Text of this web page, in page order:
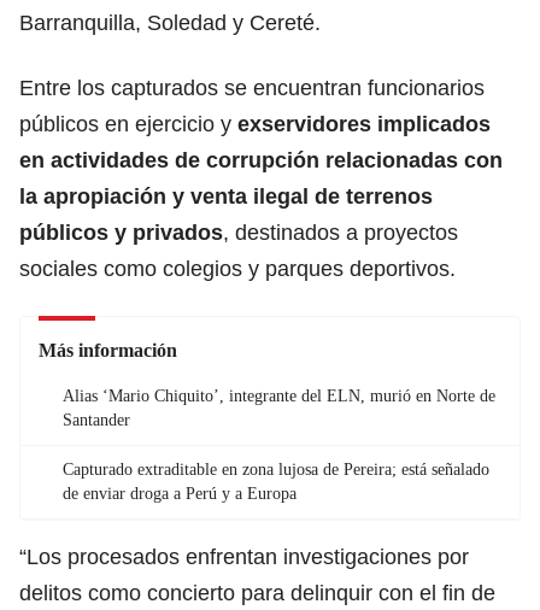
Barranquilla, Soledad y Cereté.
Entre los capturados se encuentran funcionarios
públicos en ejercicio y exservidores implicados
en actividades de corrupción relacionadas con
la apropiación y venta ilegal de terrenos
públicos y privados, destinados a proyectos
sociales como colegios y parques deportivos.
Más información
Alias ‘Mario Chiquito’, integrante del ELN, murió en Norte de
Santander
Capturado extraditable en zona lujosa de Pereira; está señalado
de enviar droga a Perú y a Europa
“Los procesados enfrentan investigaciones por
delitos como concierto para delinquir con el fin de